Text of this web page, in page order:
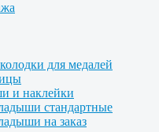
для медалей
и наклейки
стандартные
на заказ